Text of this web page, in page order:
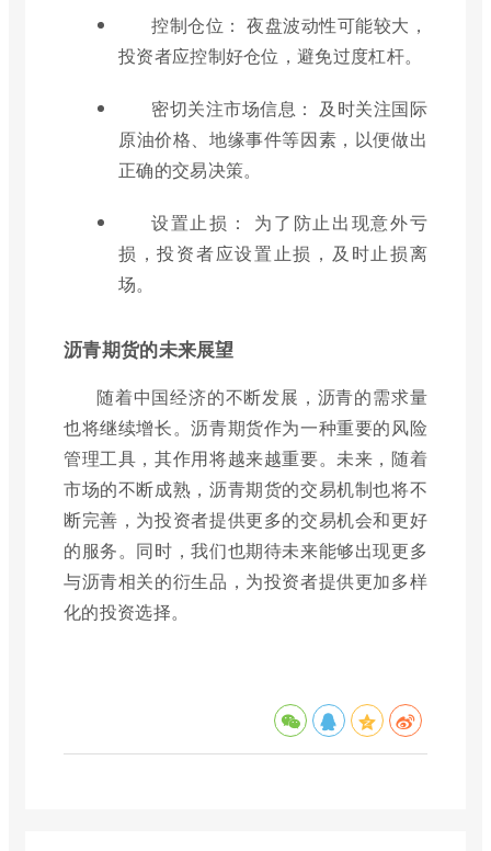
控制仓位： 夜盘波动性可能较大，
投资者应控制好仓位，避免过度杠杆。
密切关注市场信息： 及时关注国际
原油价格、地缘事件等因素，以便做出
正确的交易决策。
设置止损： 为了防止出现意外亏
损，投资者应设置止损，及时止损离
场。
沥青期货的未来展望
随着中国经济的不断发展，沥青的需求量
也将继续增长。沥青期货作为一种重要的风险
管理工具，其作用将越来越重要。未来，随着
市场的不断成熟，沥青期货的交易机制也将不
断完善，为投资者提供更多的交易机会和更好
的服务。同时，我们也期待未来能够出现更多
与沥青相关的衍生品，为投资者提供更加多样
化的投资选择。